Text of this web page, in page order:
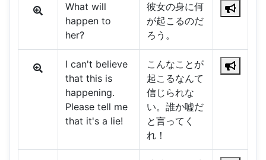
What will
happen to
her?
彼女の身に何
が起こるのだ
ろう。
I can't believe
that this is
happening.
Please tell me
that it's a lie!
こんなことが
起こるなんて
信じられな
い。誰か嘘だ
と言ってく
れ！